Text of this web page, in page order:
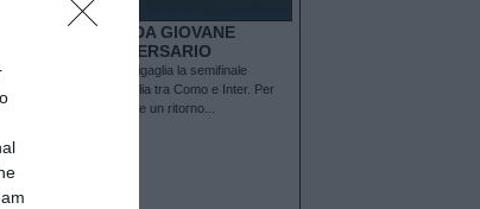
IL COMO: DA GIOVANE
SERIE B AD AVVERSARIO
Stasera alle 21 al Sinigaglia la semifinale
d’andata di Coppa Italia tra Como e Inter. Per
Nicolò Barella è anche un ritorno...